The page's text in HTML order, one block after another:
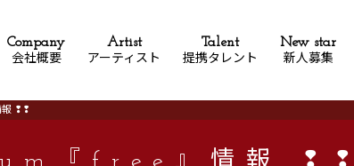
Company
会社概要
Artist
アーティスト
Talent
提携タレント
New star
新人募集
報 ❢❢